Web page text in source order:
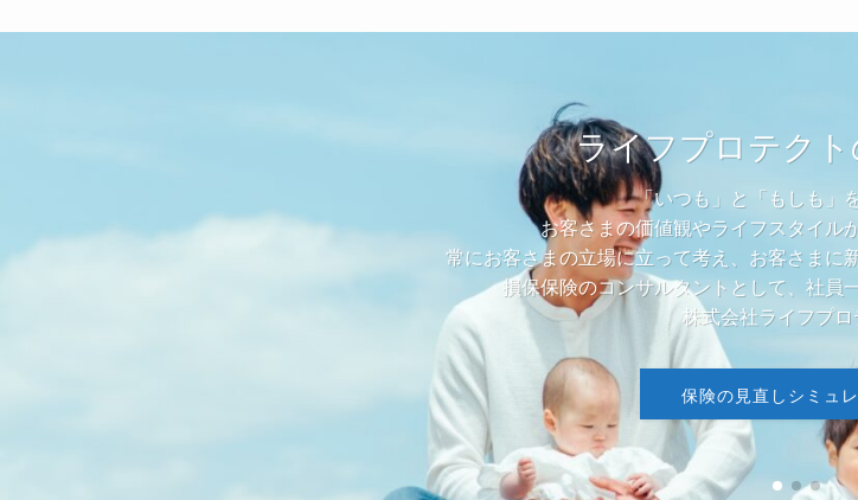
ライフプロテク
「いつも」と「もしも」
お客さまの価値観やライフスタイル
常にお客さまの立場に立って考え、お客さまに
損保保険のコンサルタントとして、社員
株式会社ライフプロ
保険の見直しシミュ